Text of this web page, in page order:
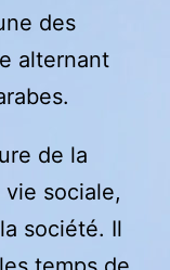
des
alternant
de la
vie sociale,
société. Il